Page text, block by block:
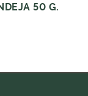
50 G.